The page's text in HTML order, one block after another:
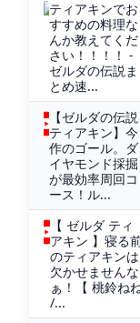
ティアキンでお
すすめの料理な
んか教えてくだ
さい！！！！ -
ゼルダの伝説ま
とめ速...
【ゼルダの伝説
ティアキン】今
作のゴール。ダ
イヤモンド採掘
が最効率周回コ
ース！ル...
【 ゼルダ ティ
アキン 】寝る
のティアキンは
欠かせませんな
ぁ！【 桃鈴ね
/...